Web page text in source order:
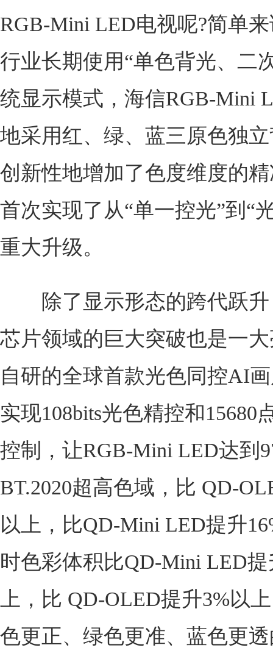
RGB-Mini LED电视呢?简单
行业长期使用“单色背光、二
统显示模式，海信RGB-Mini
地采用红、绿、蓝三原色独
创新性地增加了色度维度的
首次实现了从“单一控光”到“
重大升级。
除了显示形态的跨代跃升
芯片领域的巨大突破也是一
自研的全球首款光色同控AI
实现108bits光色精控和15680
控制，让RGB-Mini LED达到
BT.2020超高色域，比 QD-
以上，比QD-Mini LED提升
时色彩体积比QD-Mini LED提
上，比 QD-OLED提升3%以
色更正、绿色更准、蓝色更